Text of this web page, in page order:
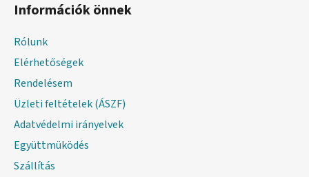
Információk önnek
Rólunk
Elérhetőségek
Rendelésem
Üzleti feltételek (ÁSZF)
Adatvédelmi irányelvek
Együttmüködés
Szállítás